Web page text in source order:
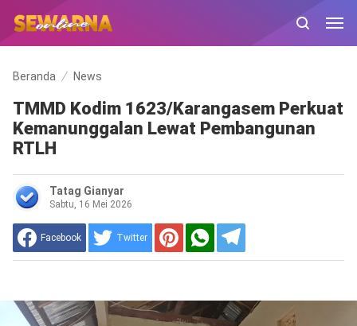
Beranda News
TMMD Kodim 1623/Karangasem Perkuat
Kemanunggalan Lewat Pembangunan
RTLH
Tatag Gianyar
Sabtu, 16 Mei 2026
Facebook Twitter